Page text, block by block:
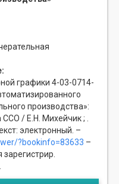
графики 4-03-0714-
производства»:
/ Е.Н. Михейчик ; .
электронный. –
?bookinfo=83633 –